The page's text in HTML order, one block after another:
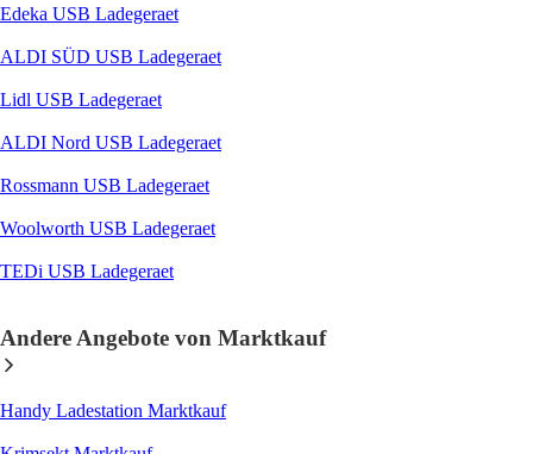
Edeka USB Ladegeraet
ALDI SÜD USB Ladegeraet
Lidl USB Ladegeraet
ALDI Nord USB Ladegeraet
Rossmann USB Ladegeraet
Woolworth USB Ladegeraet
TEDi USB Ladegeraet
Andere Angebote von Marktkauf
Handy Ladestation Marktkauf